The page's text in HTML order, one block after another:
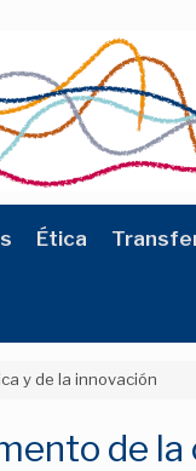
Ética
y de la innovación
de